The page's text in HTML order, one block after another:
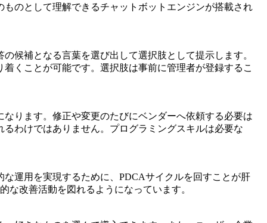
のとして理解できるチャットボットエンジンが搭載され
候補となる言葉を選び出して選択肢として提示します。
くことが可能です。選択肢は事前に管理者が登録するこ
ります。修正や変更のたびにベンダーへ依頼する必要は
わけではありません。プログラミングスキルは必要な
運用を実現するために、PDCAサイクルを回すことが肝
な改善活動を図れるようになっています。